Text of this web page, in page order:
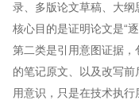
录、多版论文草稿、大
核心目的是证明论文是“
第二类是引用意图证据
的笔记原文、以及改写前
用意识，只是在技术执行